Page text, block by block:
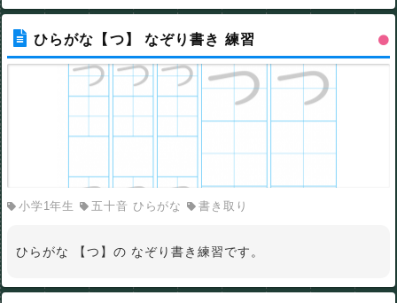
ひらがな【つ】 なぞり書き 練習
小学1年生 五十音 ひらがな 書き取り
ひらがな 【つ】の なぞり書き練習です。